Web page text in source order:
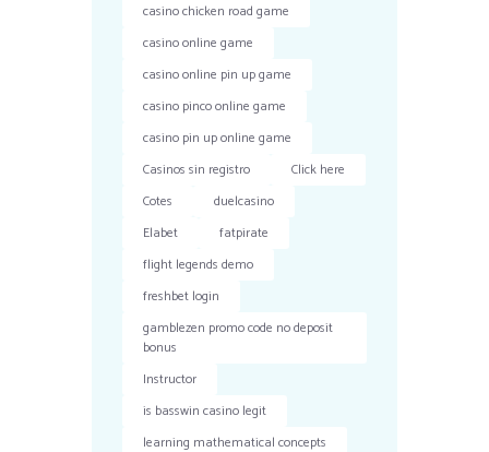
casino chicken road game
casino online game
casino online pin up game
casino pinco online game
casino pin up online game
Casinos sin registro
Click here
Cotes
duelcasino
Elabet
fatpirate
flight legends demo
freshbet login
gamblezen promo code no deposit
bonus
Instructor
is basswin casino legit
learning mathematical concepts